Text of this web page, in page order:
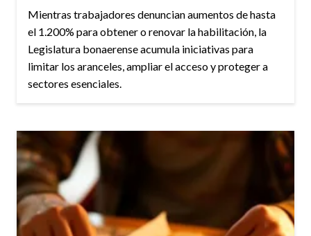
Mientras trabajadores denuncian aumentos de hasta
el 1.200% para obtener o renovar la habilitación, la
Legislatura bonaerense acumula iniciativas para
limitar los aranceles, ampliar el acceso y proteger a
sectores esenciales.